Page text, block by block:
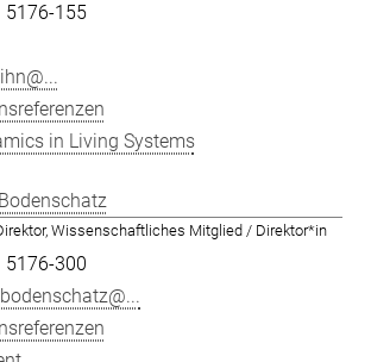
5176-155
in Living Systems
Wissenschaftliches Mitglied / Direktor*in
5176-300